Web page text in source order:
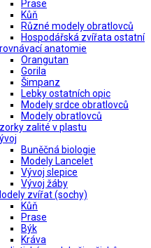
Prase
Kůň
Různé modely obratlovců
Hospodářská zvířata ostatní
anatomie
Orangutan
Gorila
Šimpanz
Lebky ostatních opic
Modely srdce obratlovců
Modely obratlovců
zalité v plastu
Buněčná biologie
Modely Lancelet
Vývoj slepice
Vývoj žáby
zvířat (sochy)
Kůň
Prase
Býk
Kráva